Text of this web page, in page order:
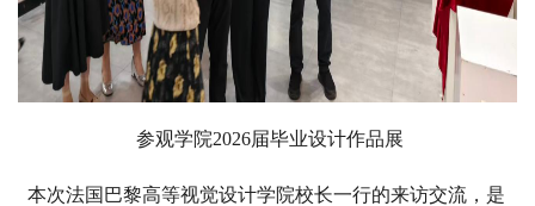
参观学院2026届毕业设计作品展
本次法国巴黎高等视觉设计学院校长一行的来访交流，是